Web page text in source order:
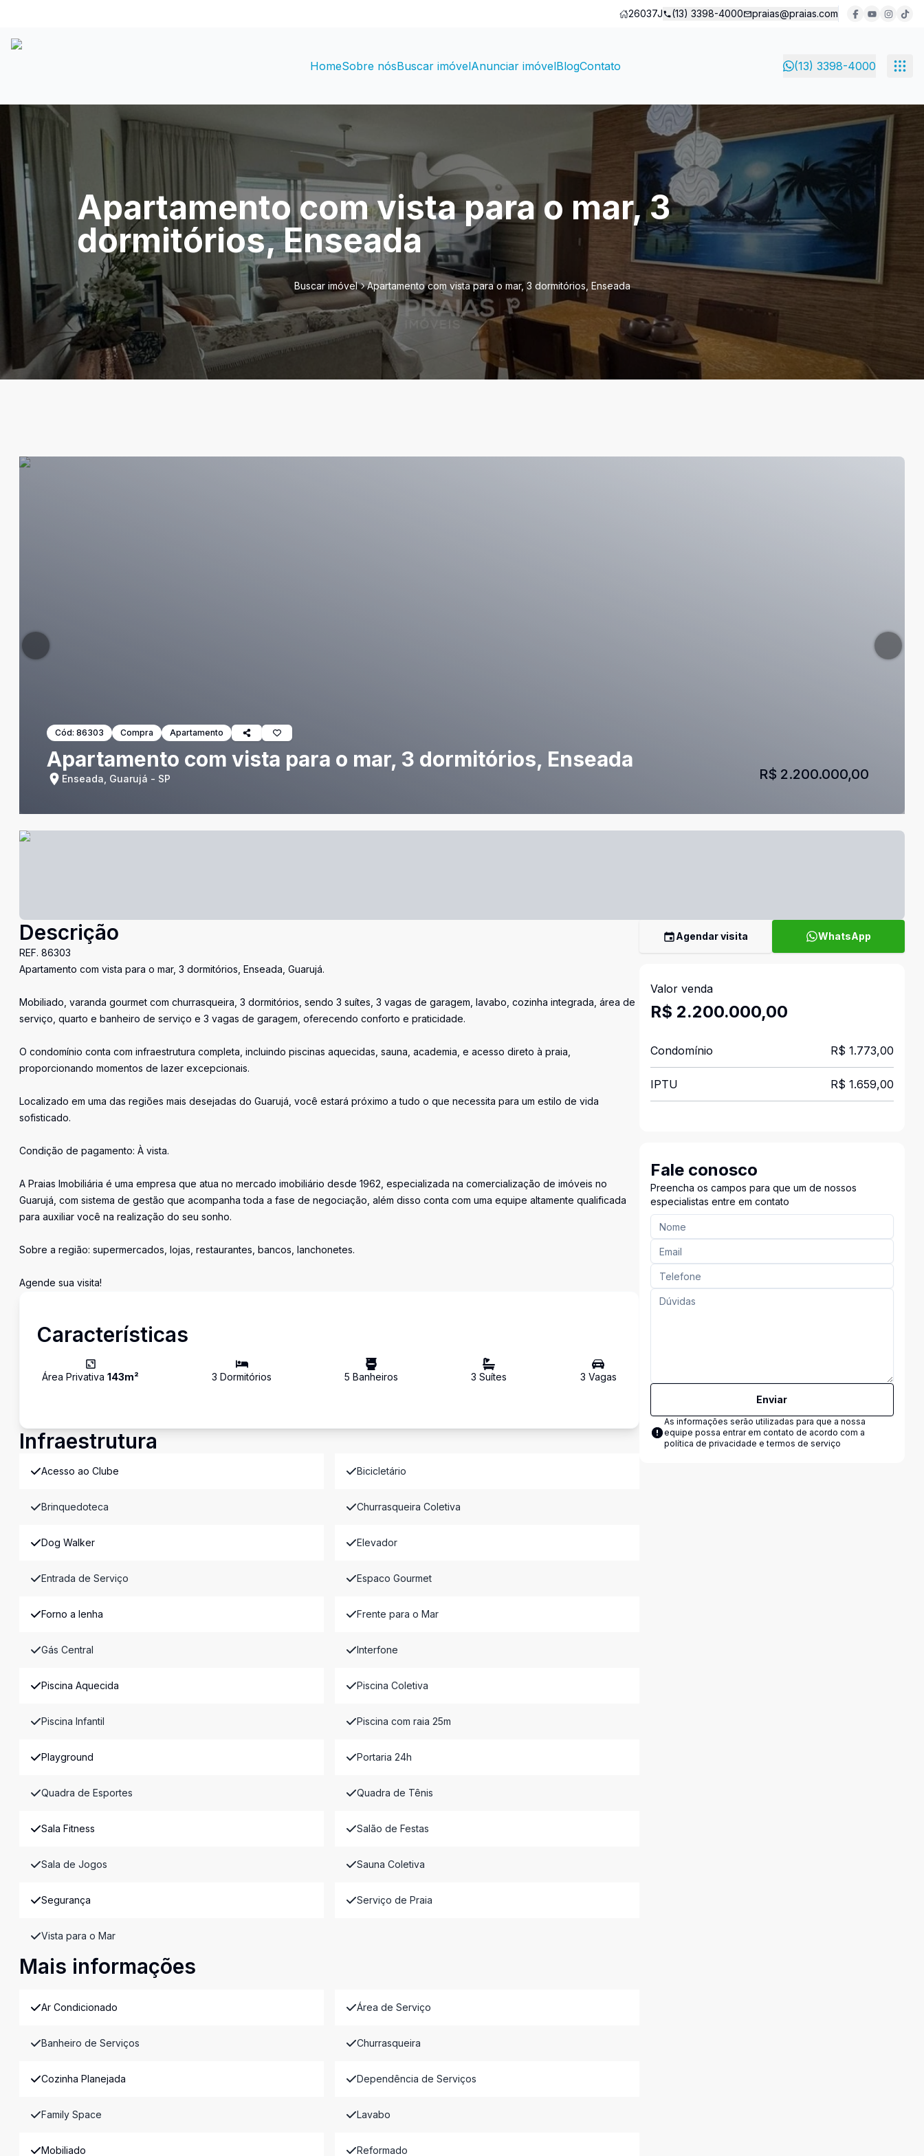
26037J (13) 3398-4000 praias@praias.com
HomeSobre nósBuscar imóvelAnunciar imóvelBlogContato (13) 3398-4000
Apartamento com vista para o mar, 3
dormitórios, Enseada
Buscar imóvel Apartamento com vista para o mar, 3 dormitórios, Enseada
Cód: 86303 Compra Apartamento
Apartamento com vista para o mar, 3 dormitórios, Enseada
Enseada, Guarujá - SP R$ 2.200.000,00
Descrição
REF. 86303
Apartamento com vista para o mar, 3 dormitórios, Enseada, Guarujá.
Mobiliado, varanda gourmet com churrasqueira, 3 dormitórios, sendo 3 suítes, 3 vagas de garagem, lavabo, cozinha integrada, área de
serviço, quarto e banheiro de serviço e 3 vagas de garagem, oferecendo conforto e praticidade.
O condomínio conta com infraestrutura completa, incluindo piscinas aquecidas, sauna, academia, e acesso direto à praia,
proporcionando momentos de lazer excepcionais.
Localizado em uma das regiões mais desejadas do Guarujá, você estará próximo a tudo o que necessita para um estilo de vida
sofisticado.
Condição de pagamento: À vista.
A Praias Imobiliária é uma empresa que atua no mercado imobiliário desde 1962, especializada na comercialização de imóveis no
Guarujá, com sistema de gestão que acompanha toda a fase de negociação, além disso conta com uma equipe altamente qualificada
para auxiliar você na realização do seu sonho.
Sobre a região: supermercados, lojas, restaurantes, bancos, lanchonetes.
Agende sua visita!
Características
Área Privativa 143m² 3 Dormitórios 5 Banheiros 3 Suítes 3 Vagas
Infraestrutura
Acesso ao Clube Bicicletário
Brinquedoteca Churrasqueira Coletiva
Dog Walker Elevador
Entrada de Serviço Espaco Gourmet
Forno a lenha Frente para o Mar
Gás Central Interfone
Piscina Aquecida Piscina Coletiva
Piscina Infantil Piscina com raia 25m
Playground Portaria 24h
Quadra de Esportes Quadra de Tênis
Sala Fitness Salão de Festas
Sala de Jogos Sauna Coletiva
Segurança Serviço de Praia
Vista para o Mar
Mais informações
Ar Condicionado Área de Serviço
Banheiro de Serviços Churrasqueira
Cozinha Planejada Dependência de Serviços
Family Space Lavabo
Mobiliado Reformado
Agendar visita WhatsApp
Valor venda
R$ 2.200.000,00
Condomínio R$ 1.773,00
IPTU R$ 1.659,00
Fale conosco
Preencha os campos para que um de nossos
especialistas entre em contato
Enviar
As informações serão utilizadas para que a nossa
equipe possa entrar em contato de acordo com a
política de privacidade e termos de serviço